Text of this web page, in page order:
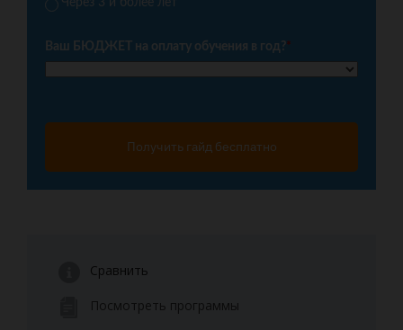
Через 3 и более лет
Ваш БЮДЖЕТ на оплату обучения в год?*
Получить гайд бесплатно
Сравнить
Посмотреть программы